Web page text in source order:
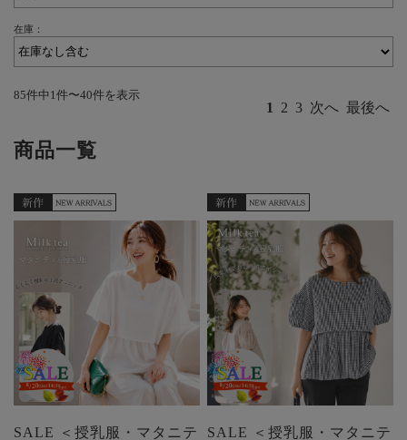
在庫：
85件中1件〜40件を表示
1 2 3 次へ 最後へ
商品一覧
SALE ＜授乳服・マタニテ
SALE ＜授乳服・マタニテ